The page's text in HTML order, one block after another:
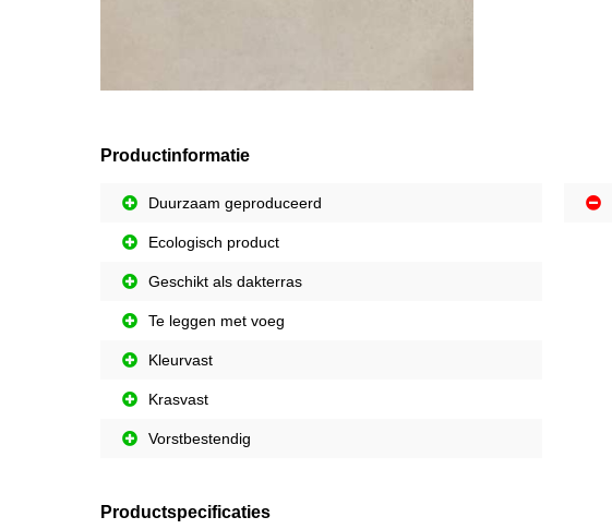
Productinformatie
Duurzaam geproduceerd
Ecologisch product
Geschikt als dakterras
Te leggen met voeg
Kleurvast
Krasvast
Vorstbestendig
Productspecificaties